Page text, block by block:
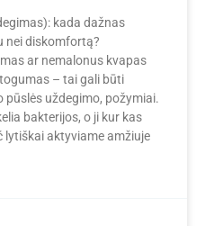
kada dažnas
nei diskomfortą?
ar nemalonus kvapas
– tai gali būti
uždegimo, požymiai.
bakterijos, o ji kur kas
lytiškai aktyviame amžiuje